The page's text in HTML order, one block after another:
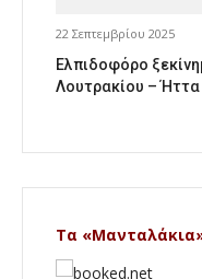
22 Σεπτεμβρίου 2025
Ελπιδοφόρο
Λουτρακίου – Ήττα
Τα